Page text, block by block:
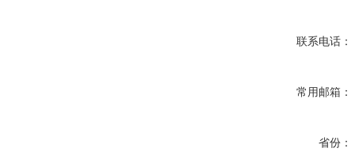
联系电话：
常用邮箱：
省份：